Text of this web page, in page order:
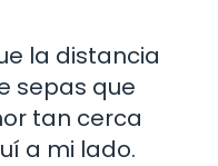
la distancia
sepas que
tan cerca
a mi lado.